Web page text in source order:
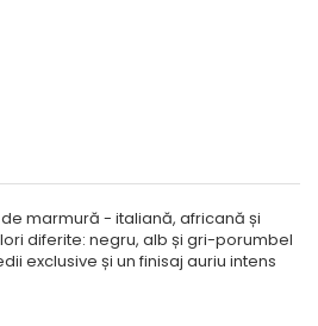
marmură - italiană, africană și
diferite: negru, alb și gri-porumbel
exclusive și un finisaj auriu intens